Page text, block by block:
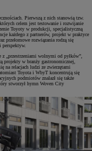
Pierwszą z nich stanowią tzw.
celem jest testowanie i rozwijanie
Toyoty w produkcji, specjalistyczną
każdego z partnerów, projekt w praktyce
przełomowe rozwiązania rodzą się
„przestrzeniami wolnymi od pyłków”,
projekty w branży gastronomicznej,
na relacjach ludzi ze zwierzętami
Toyota i WbyT koncentrują się
podmiotów znalazł się także
stworzył hymn Woven City